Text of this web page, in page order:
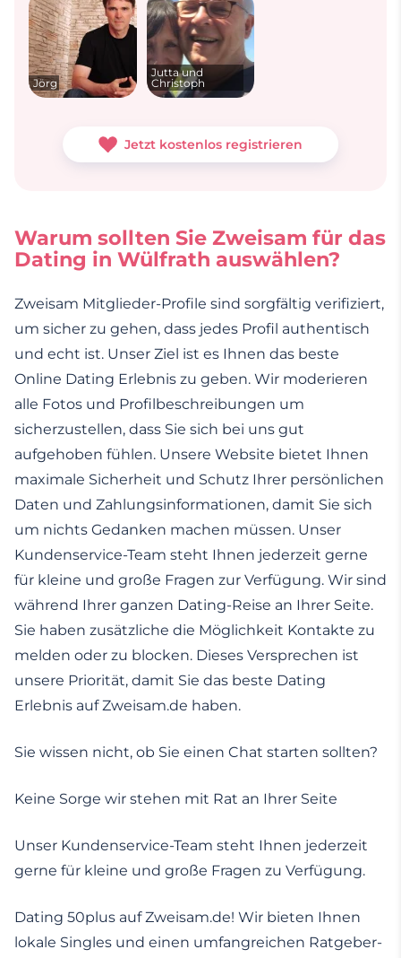
Jörg
Jutta und
Christoph
Jetzt kostenlos registrieren
Warum sollten Sie Zweisam für das
Dating in Wülfrath auswählen?
Zweisam Mitglieder-Profile sind sorgfältig verifiziert,
um sicher zu gehen, dass jedes Profil authentisch
und echt ist. Unser Ziel ist es Ihnen das beste
Online Dating Erlebnis zu geben. Wir moderieren
alle Fotos und Profilbeschreibungen um
sicherzustellen, dass Sie sich bei uns gut
aufgehoben fühlen. Unsere Website bietet Ihnen
maximale Sicherheit und Schutz Ihrer persönlichen
Daten und Zahlungsinformationen, damit Sie sich
um nichts Gedanken machen müssen. Unser
Kundenservice-Team steht Ihnen jederzeit gerne
für kleine und große Fragen zur Verfügung. Wir sind
während Ihrer ganzen Dating-Reise an Ihrer Seite.
Sie haben zusätzliche die Möglichkeit Kontakte zu
melden oder zu blocken. Dieses Versprechen ist
unsere Priorität, damit Sie das beste Dating
Erlebnis auf Zweisam.de haben.
Sie wissen nicht, ob Sie einen Chat starten sollten?
Keine Sorge wir stehen mit Rat an Ihrer Seite
Unser Kundenservice-Team steht Ihnen jederzeit
gerne für kleine und große Fragen zu Verfügung.
Dating 50plus auf Zweisam.de! Wir bieten Ihnen
lokale Singles und einen umfangreichen Ratgeber-